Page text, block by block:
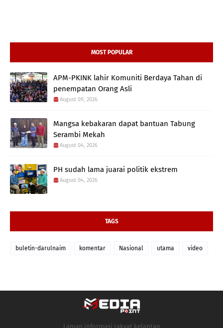
MOST POPULAR
APM-PKINK lahir Komuniti Berdaya Tahan di
penempatan Orang Asli
August 09, 2026
Mangsa kebakaran dapat bantuan Tabung
Serambi Mekah
August 04, 2026
PH sudah lama juarai politik ekstrem
August 04, 2026
TAGS
buletin-darulnaim komentar Nasional utama video
Laman informasi rakyat kelantan